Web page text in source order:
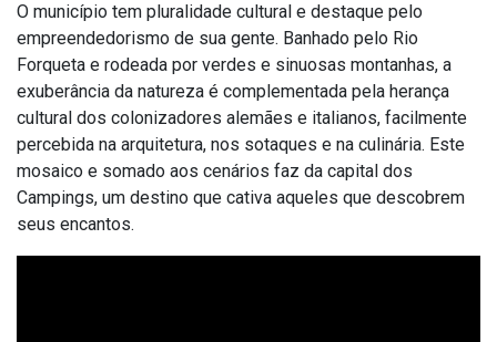
Administração
Agricultura e Meio Ambiente
Assistência Social
Educação, Cultura, Desporto e Turismo
Obras
Saúde
O município tem pluralidade cultural e destaque pelo
empreendedorismo de sua gente. Banhado pelo Rio
Forqueta e rodeada por verdes e sinuosas montanhas, a
exuberância da natureza é complementada pela herança
cultural dos colonizadores alemães e italianos, facilmente
percebida na arquitetura, nos sotaques e na culinária. Este
mosaico e somado aos cenários faz da capital dos
Campings, um destino que cativa aqueles que descobrem
seus encantos.